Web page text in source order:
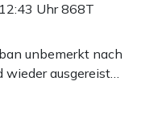
Uhr868T
unbemerkt nach
wieder ausgereist…